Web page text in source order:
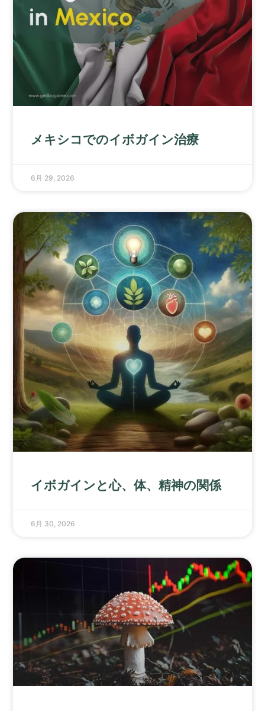
メキシコでのイボガイン治療
6月 29, 2026
イボガインと心、体、精神の関係
6月 30, 2026